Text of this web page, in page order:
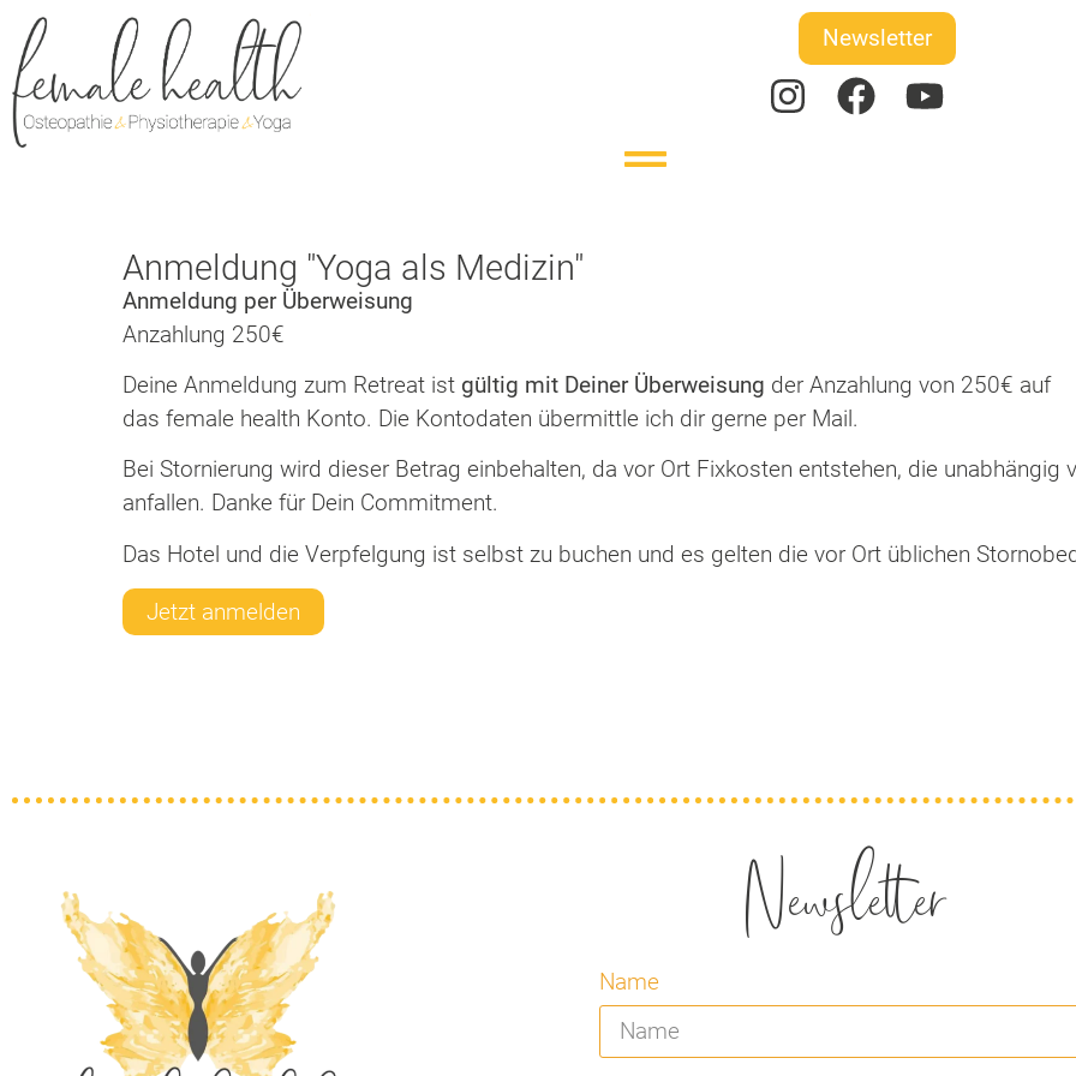
Newsletter
Anmeldung "Yoga als Medizin"
Anmeldung per Überweisung
Anzahlung 250€
Deine Anmeldung zum Retreat ist gültig mit Deiner Überweisung der Anzahlung von 250€ auf
das female health Konto. Die Kontodaten übermittle ich dir gerne per Mail.
Bei Stornierung wird dieser Betrag einbehalten, da vor Ort Fixkosten entstehen, die unabhängig
anfallen. Danke für Dein Commitment.
Das Hotel und die Verpfelgung ist selbst zu buchen und es gelten die vor Ort üblichen
Jetzt anmelden
Newsletter
Name